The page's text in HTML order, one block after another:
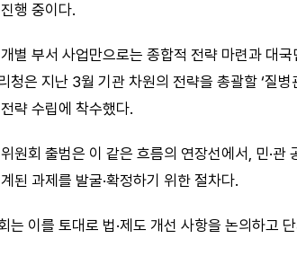
행 중이다.
별 부서 사업만으로는 종합적 전략 마련과 대
청은 지난 3월 기관 차원의 전략을 총괄할 ‘질
략 수립에 착수했다.
원회 출범은 이 같은 흐름의 연장선에서, 민·관
된 과제를 발굴·확정하기 위한 절차다.
는 이를 토대로 법·제도 개선 사항을 논의하고